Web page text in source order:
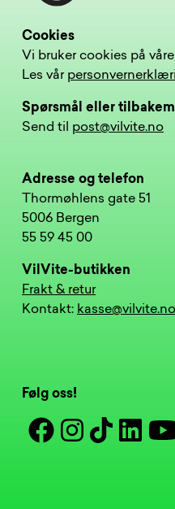
Cookies
Vi bruker cookies på
Les vår
Spørsmål eller
Send til post@vilvite.no
Adresse og telefon
Thormøhlens gate 51
5006 Bergen
55 59 45 00
VilVite-butikken
Frakt & retur
Kontakt: kasse@vilvite.no
Følg oss!
FacebookInstagram
TiktokLinkedin